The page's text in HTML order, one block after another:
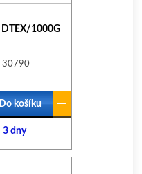
DTEX/1000G
30790
Do košíku
3 dny